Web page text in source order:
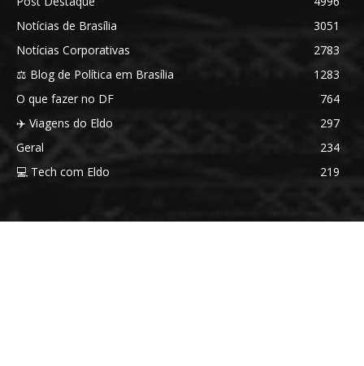
Notícias de Brasília
3051
Notícias Corporativas
2783
⚖️ Blog de Política em Brasília
1283
O que fazer no DF
764
✈️ Viagens do Eldo
297
Geral
234
💻 Tech com Eldo
219